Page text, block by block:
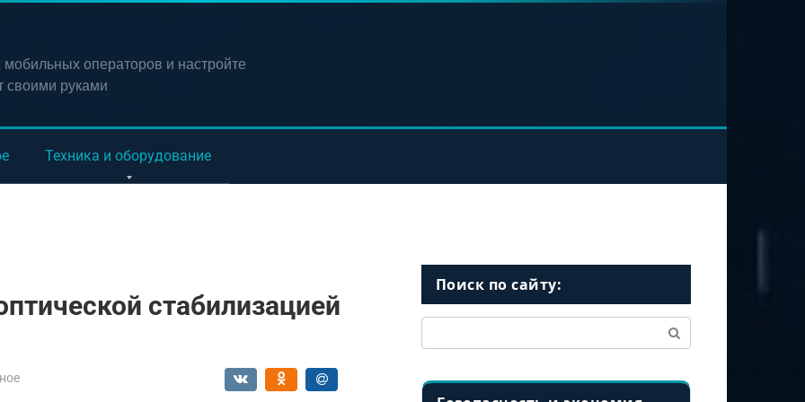
мобильных операторов и настройте
своими руками
Техника и оборудование
стабилизацией
Поиск по сайту: